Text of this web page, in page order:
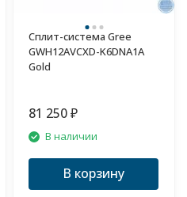
Сплит-система Gree
GWH12AVCXD-K6DNA1A
Gold
81 250 ₽
В наличии
В корзину